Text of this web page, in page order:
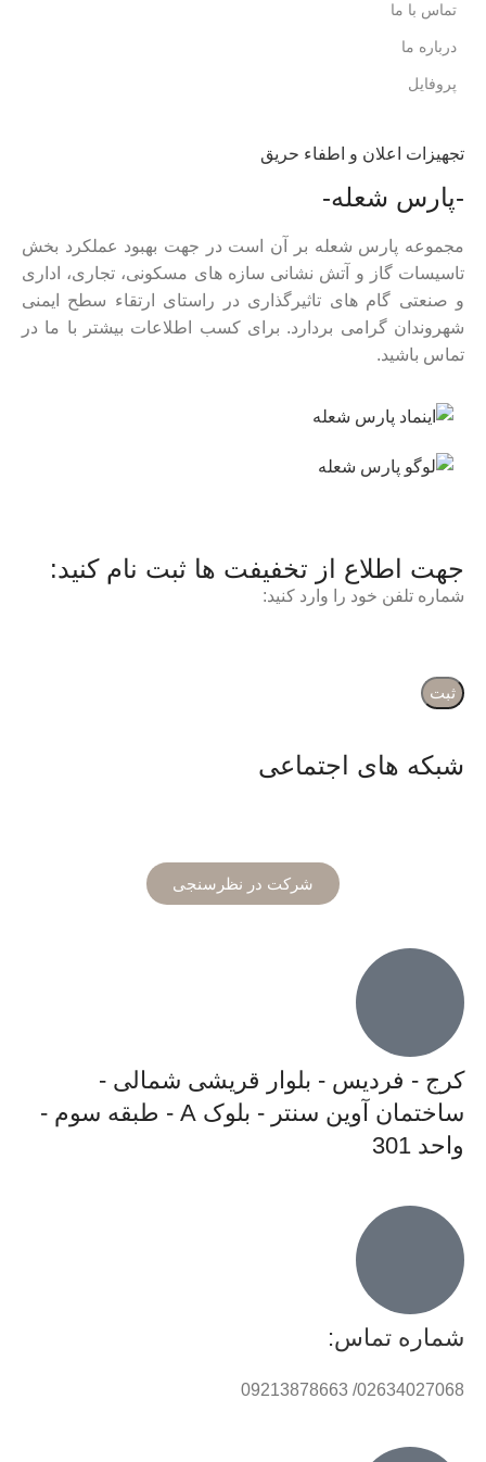
تماس با ما
درباره ما
پروفایل
تجهیزات اعلان و اطفاء حریق
-پارس شعله-
مجموعه پارس شعله بر آن است در جهت بهبود عملکرد بخش
تاسیسات گاز و آتش نشانی سازه های مسکونی، تجاری، اداری
و صنعتی گام های تاثیرگذاری در راستای ارتقاء سطح ایمنی
شهروندان گرامی بردارد. برای کسب اطلاعات بیشتر با ما در
تماس باشید.
جهت اطلاع از تخفیفت ها ثبت نام کنید:
شماره تلفن خود را وارد کنید:
شبکه های اجتماعی
شرکت در نظرسنجی
کرج - فردیس - بلوار قریشی شمالی -
ساختمان آوین سنتر - بلوک A - طبقه سوم -
واحد 301
شماره تماس:
02634027068/ 09213878663